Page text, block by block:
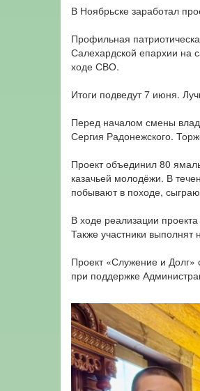
В Ноябрьске заработал
Профильная
Салехардской епархии на
ходе СВО.
Итоги подведут 7 июня.
Перед началом смены
Сергия Радонежского.
Проект объединил 80
казачьей молодёжи. В
побывают в походе,
В ходе реализации
Также участники
Проект «Служение и Долг»
при поддержке